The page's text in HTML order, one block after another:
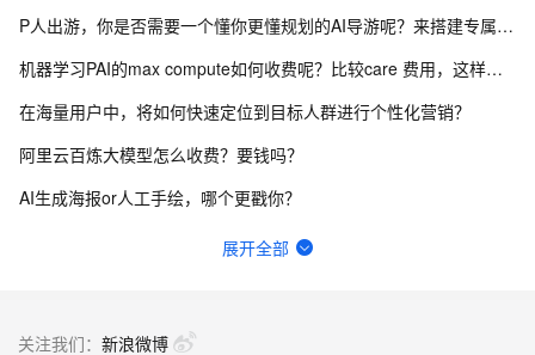
P人出游，你是否需要一个懂你更懂规划的AI导游呢？来搭建专属文旅问答机器人吧
机器学习PAI的max compute如何收费呢？比较care 费用，这样是不是就只有计算费用？
在海量用户中，将如何快速定位到目标人群进行个性化营销？
阿里云百炼大模型怎么收费？要钱吗？
AI生成海报or人工手绘，哪个更戳你？
阿里云百炼中，数据上传后，存储位置，安全性？
在api调用夸克搜索时，遇到权限不足问题
展开全部
关注我们： 新浪微博